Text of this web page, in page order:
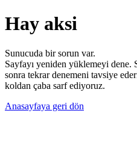
Hay aksi
Sunucuda bir sorun var.
Sayfayı yeniden yüklemeyi dene.
sonra tekrar denemeni tavsiye
koldan çaba sarf ediyoruz.
Anasayfaya geri dön